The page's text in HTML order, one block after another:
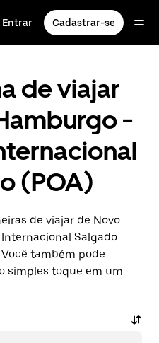
Entrar Cadastrar-se
de viajar
-
(POA)
de viajar de Novo
Salgado
também pode
simples toque em um